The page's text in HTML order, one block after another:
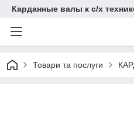
Карданные валы к с/х
Товари та послуги